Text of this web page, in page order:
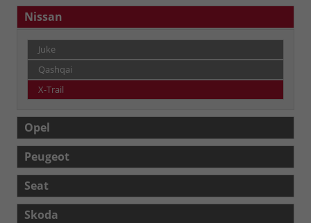
Nissan
Juke
Qashqai
X-Trail
Opel
Peugeot
Seat
Skoda